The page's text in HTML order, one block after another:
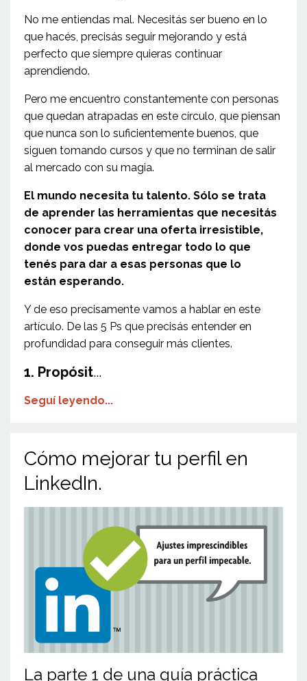
No me entiendas mal. Necesitás ser bueno en lo
que hacés, precisás seguir mejorando y está
perfecto que siempre quieras continuar
aprendiendo.
Pero me encuentro constantemente con personas
que quedan atrapadas en este círculo, que piensan
que nunca son lo suficientemente buenos, que
siguen tomando cursos y que no terminan de salir
al mercado con su magia.
El mundo necesita tu talento. Sólo se trata
de aprender las herramientas que necesitás
conocer para crear una oferta irresistible,
donde vos puedas entregar todo lo que
tenés para dar a esas personas que lo
están esperando.
Y de eso precisamente vamos a hablar en este
artículo. De las 5 Ps que precisás entender en
profundidad para conseguir más clientes.
1. Propósit...
Seguí leyendo...
Cómo mejorar tu perfil en
LinkedIn.
La parte 1 de una guía práctica